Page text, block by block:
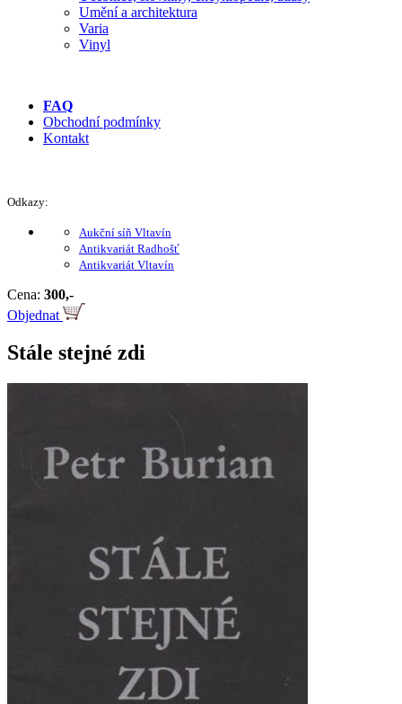
Umění a architektura
Varia
Vinyl
FAQ
Obchodní podmínky
Kontakt
Odkazy:
Aukční síň Vltavín
Antikvariát Radhošť
Antikvariát Vltavín
Cena: 300,-
Objednat
Stále stejné zdi